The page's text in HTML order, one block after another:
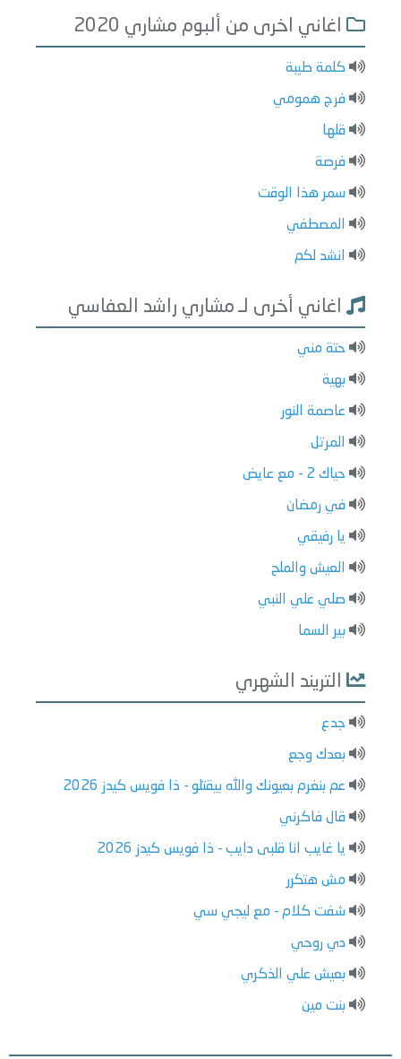
اغاني اخرى من ألبوم مشاري 2020
كلمة طيبة
فرج همومي
قلها
فرصة
سمر هذا الوقت
المصطفي
انشد لكم
اغاني أخرى لـ مشاري راشد العفاسي
حتة مني
بهية
عاصمة النور
المرتل
حياك 2 - مع عايض
في رمضان
يا رفيقي
العيش والملح
صلي علي النبي
بير السما
التريند الشهري
جدع
بعدك وجع
عم بنغرم بعيونك والله بيقتلو - ذا فويس كيدز 2026
قال فاكرني
يا غايب انا قلبى دايب - ذا فويس كيدز 2026
مش هتكرر
شفت كلام - مع ليجي سي
دي روحي
بعيش علي الذكري
بنت مين